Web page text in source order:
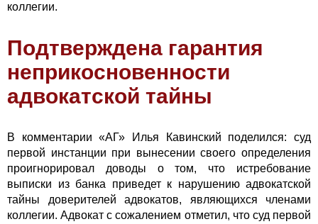
коллегии.
Подтверждена гарантия
неприкосновенности
адвокатской тайны
В комментарии «АГ» Илья Кавинский поделился: суд
первой инстанции при вынесении своего определения
проигнорировал доводы о том, что истребование
выписки из банка приведет к нарушению адвокатской
тайны доверителей адвокатов, являющихся членами
коллегии. Адвокат с сожалением отметил, что суд первой